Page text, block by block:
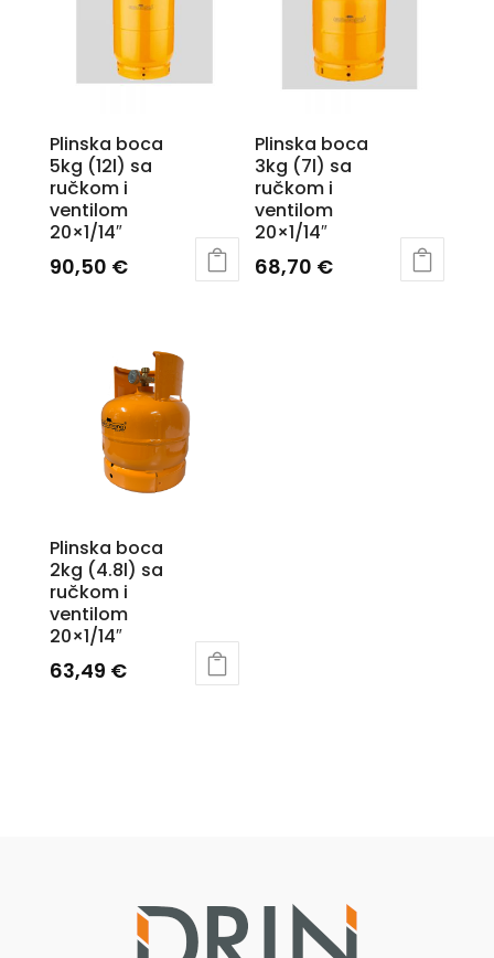
Plinska boca
5kg (12l) sa
ručkom i
ventilom
20×1/14″
90,50 €
Plinska boca
3kg (7l) sa
ručkom i
ventilom
20×1/14″
68,70 €
Plinska boca
2kg (4.8l) sa
ručkom i
ventilom
20×1/14″
63,49 €